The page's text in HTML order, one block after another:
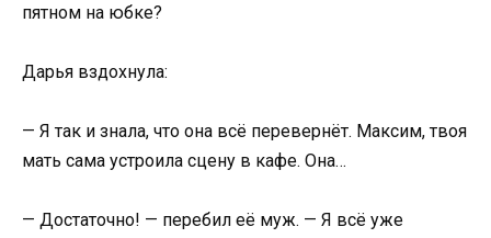
пятном на юбке?
Дарья вздохнула:
— Я так и знала, что она всё перевернёт. Максим, твоя
мать сама устроила сцену в кафе. Она…
— Достаточно! — перебил её муж. — Я всё уже